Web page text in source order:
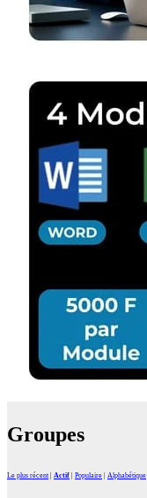
Groupes
Le plus récent Actif Populaire Alphabétique